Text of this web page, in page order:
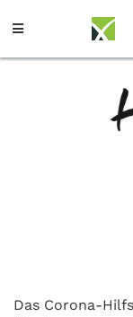
Das Corona-